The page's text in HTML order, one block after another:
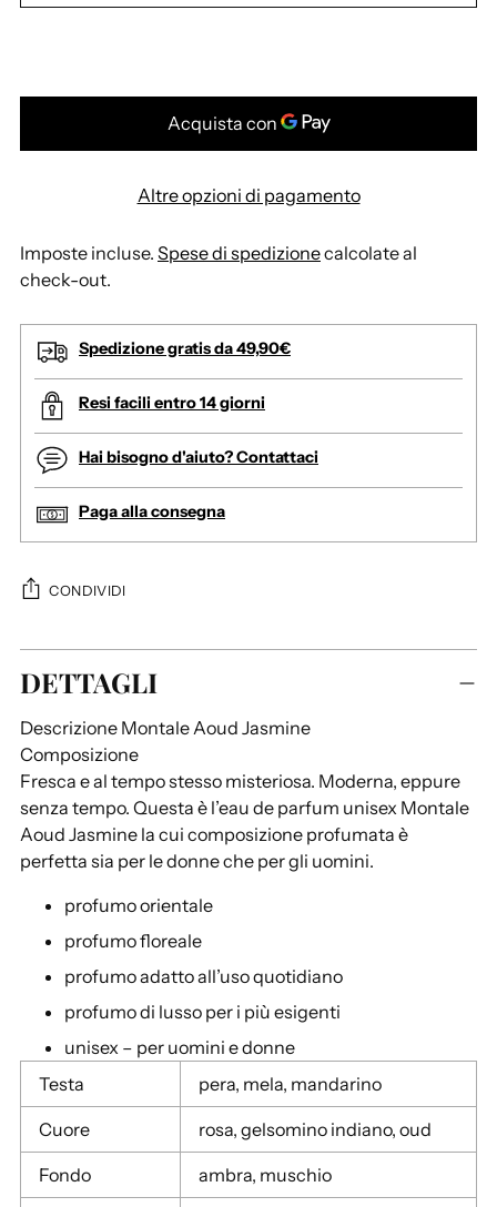
Altre opzioni di pagamento
Imposte incluse. Spese di spedizionecalcolate al
check-out.
Spedizione gratis da 49,90€
Resi facili entro 14 giorni
Hai bisogno d'aiuto? Contattaci
Paga alla consegna
CONDIVIDI
A
g
i
u
n
g
e
r
t
o
DETTAGLI
Descrizione Montale Aoud Jasmine
Composizione
Fresca e al tempo stesso misteriosa. Moderna, eppure
senza tempo. Questa è l’eau de parfum unisex Montale
Aoud Jasmine la cui composizione profumata è
perfetta sia per le donne che per gli uomini.
profumo orientale
profumo floreale
profumo adatto all’uso quotidiano
profumo di lusso per i più esigenti
unisex – per uomini e donne
Testa
pera, mela, mandarino
Cuore rosa, gelsomino indiano, oud
Fondo ambra, muschio